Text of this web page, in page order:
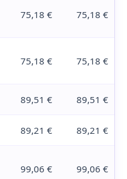
75,18 € 75,18 €
75,18 € 75,18 €
89,51 € 89,51 €
89,21 € 89,21 €
99,06 € 99,06 €